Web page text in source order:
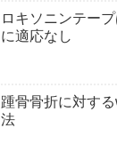
ロキソニンテー
に適応なし
踵骨骨折に対す
法